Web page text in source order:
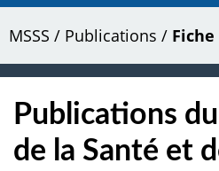
MSSS / Publications / Fiche
Publications
de la Santé et